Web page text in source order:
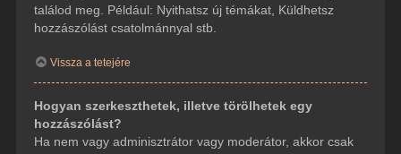
találod meg. Például: Nyithatsz új témákat, Küldhetsz
hozzászólást csatolmánnyal stb.
Vissza a tetejére
Hogyan szerkeszthetek, illetve törölhetek egy
hozzászólást?
Ha nem vagy adminisztrátor vagy moderátor, akkor csak